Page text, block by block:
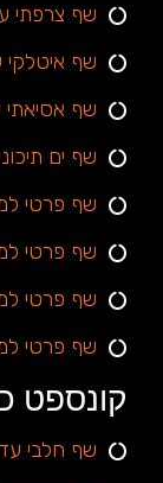
שף צרפתי
שף איטלקי
שף
שף ים
שף פרטי
שף פרטי
שף פרטי
שף פרטי
קונספט
שף חלבי